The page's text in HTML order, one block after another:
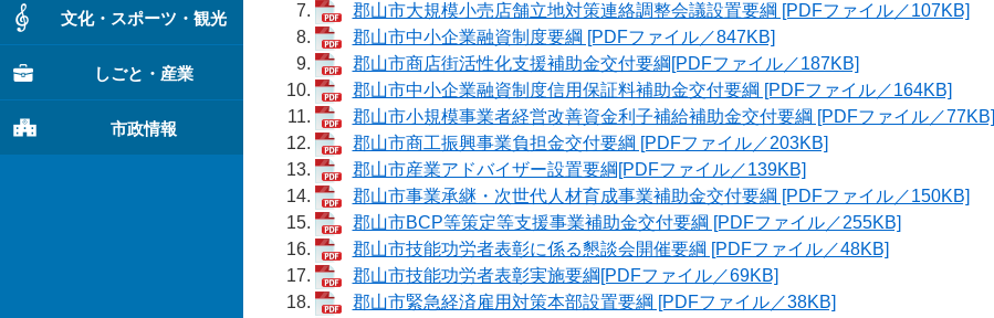
文化・スポーツ・観光
しごと・産業
市政情報
郡山市大規模小売店舗立地対策連絡調整会議設置要綱 [PDFファイル／107KB]
郡山市中小企業融資制度要綱 [PDFファイル／847KB]
郡山市商店街活性化支援補助金交付要綱[PDFファイル／187KB]
郡山市中小企業融資制度信用保証料補助金交付要綱 [PDFファイル／164KB]
郡山市小規模事業者経営改善資金利子補給補助金交付要綱 [PDFファイル／77KB]
郡山市商工振興事業負担金交付要綱 [PDFファイル／203KB]
郡山市産業アドバイザー設置要綱[PDFファイル／139KB]
郡山市事業承継・次世代人材育成事業補助金交付要綱 [PDFファイル／150KB]
郡山市BCP等策定等支援事業補助金交付要綱 [PDFファイル／255KB]
郡山市技能功労者表彰に係る懇談会開催要綱 [PDFファイル／48KB]
郡山市技能功労者表彰実施要綱[PDFファイル／69KB]
郡山市緊急経済雇用対策本部設置要綱 [PDFファイル／38KB]